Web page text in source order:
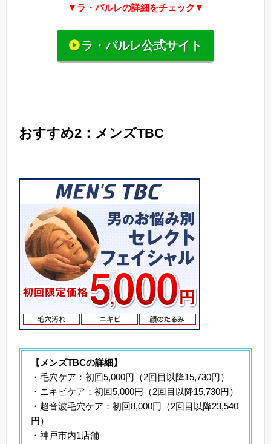
▼ラ・パルレの詳細をチェック▼
ラ・パルレ公式サイト
おすすめ2：メンズTBC
【メンズTBCの詳細】
・毛穴ケア：初回5,000円（2回目以降15,730円）
・ニキビケア：初回5,000円（2回目以降15,730円）
・超音波毛穴ケア：初回8,000円（2回目以降23,540
円）
・神戸市内1店舗